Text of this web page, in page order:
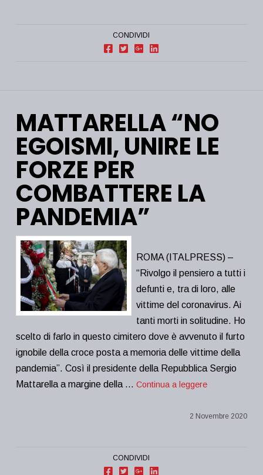
CONDIVIDI
MATTARELLA “NO
EGOISMI, UNIRE LE
FORZE PER
COMBATTERE LA
PANDEMIA”
ROMA (ITALPRESS) –
“Rivolgo il pensiero a tutti i
defunti e, tra di loro, alle
vittime del coronavirus. Ai
tanti morti in solitudine. Ho
scelto di farlo in questo cimitero dove è avvenuto il furto
ignobile della croce posta a memoria delle vittime della
pandemia”. Così il presidente della Repubblica Sergio
Mattarella a margine della … Continua a leggere
2 Novembre 2020
CONDIVIDI